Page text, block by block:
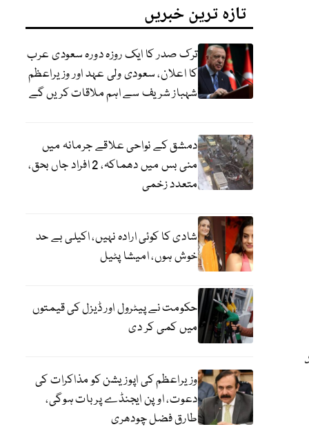
تازہ ترین خبریں
ترک صدر کا ایک روزہ دورہ سعودی عرب
کا اعلان، سعودی ولی عہد اور وزیراعظم
شہباز شریف سے اہم ملاقات کریں گے
دمشق کے نواحی علاقے جرمانہ میں
منی بس میں دھماکہ، 2 افراد جاں بحق،
متعدد زخمی
شادی کا کوئی ارادہ نہیں، اکیلی بے حد
خوش ہوں، امیشا پٹیل
حکومت نے پیٹرول اور ڈیزل کی قیمتوں
میں کمی کر دی
وزیراعظم کی اپوزیشن کو مذاکرات کی
دعوت، اوپن ایجنڈے پر بات ہوگی،
طارق فضل چودھری